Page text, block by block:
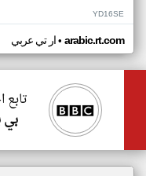
YD16SE
ار تي عربي• arabic.rt.com